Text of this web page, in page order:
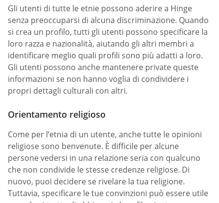
Gli utenti di tutte le etnie possono aderire a Hinge
senza preoccuparsi di alcuna discriminazione. Quando
si crea un profilo, tutti gli utenti possono specificare la
loro razza e nazionalità, aiutando gli altri membri a
identificare meglio quali profili sono più adatti a loro.
Gli utenti possono anche mantenere private queste
informazioni se non hanno voglia di condividere i
propri dettagli culturali con altri.
Orientamento religioso
Come per l’etnia di un utente, anche tutte le opinioni
religiose sono benvenute. È difficile per alcune
persone vedersi in una relazione seria con qualcuno
che non condivide le stesse credenze religiose. Di
nuovo, puoi decidere se rivelare la tua religione.
Tuttavia, specificare le tue convinzioni può essere utile